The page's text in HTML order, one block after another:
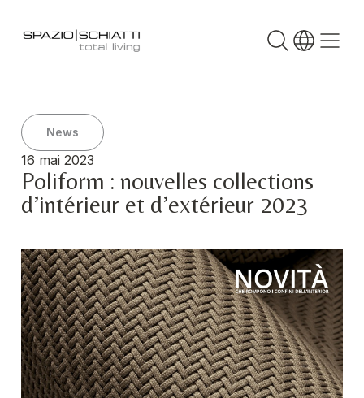
News
16 mai 2023
Poliform : nouvelles collections
d’intérieur et d’extérieur 2023